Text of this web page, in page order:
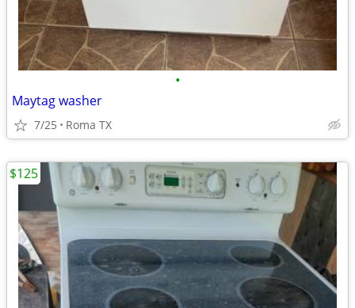
•
Maytag washer
7/25 Roma TX
$125